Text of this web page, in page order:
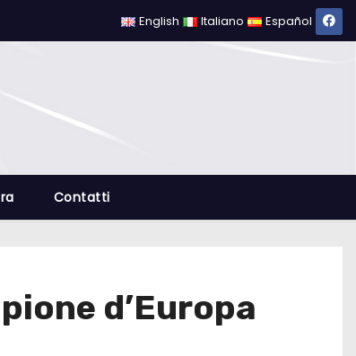
English Italiano Español
Contatti
d’Europa